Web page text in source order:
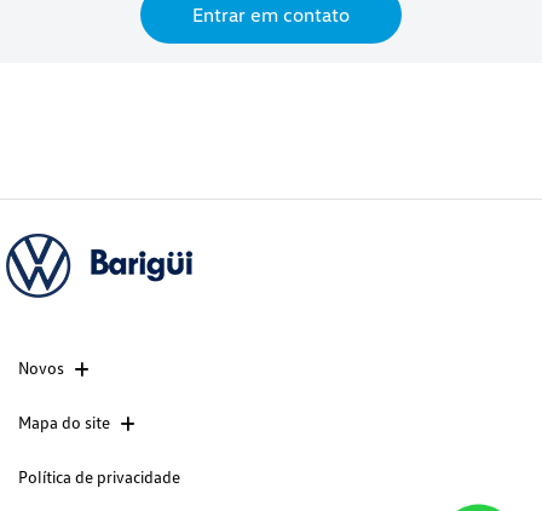
Entrar em contato
Novos
Mapa do site
Política de privacidade